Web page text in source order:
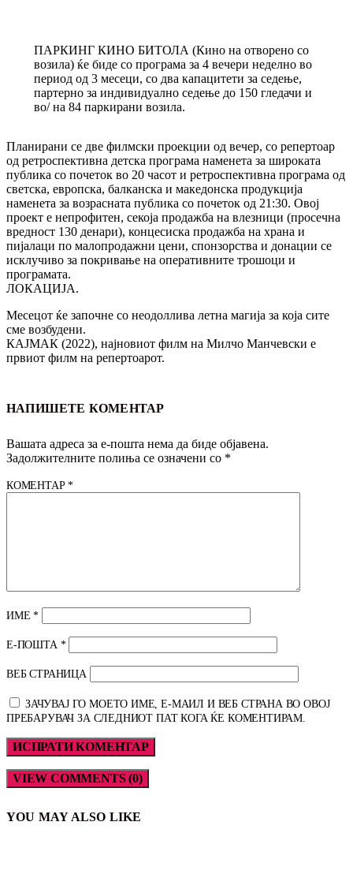
ПАРКИНГ КИНО БИТОЛА (Кино на отворено со
возила) ќе биде со програма за 4 вечери неделно во
период од 3 месеци, со два капацитети за седење,
партерно за индивидуално седење до 150 гледачи и
во/ на 84 паркирани возила.
Планирани се две филмски проекции од вечер, со репертоар
од ретроспективна детска програма наменета за широката
публика со почеток во 20 часот и ретроспективна програма од
светска, европска, балканска и македонска продукција
наменета за возрасната публика со почеток од 21:30. Овој
проект е непрофитен, секоја продажба на влезници (просечна
вредност 130 денари), концесиска продажба на храна и
пијалаци по малопродажни цени, спонзорства и донации се
исклучиво за покривање на оперативните трошоци и
програмата.
ЛОКАЦИЈА.
Месецот ќе започне со неодоллива летна магија за која сите
сме возбудени.
КАЈМАК (2022), најновиот филм на Милчо Манчевски е
првиот филм на репертоарот.
НАПИШЕТЕ КОМЕНТАР
Вашата адреса за е-пошта нема да биде објавена.
Задолжителните полиња се означени со *
КОМЕНТАР*
ИМЕ*
Е-ПОШТА *
ВЕБ СТРАНИЦА
ЗАЧУВАЈ ГО МОЕТО ИМЕ, Е-МАИЛ И ВЕБ СТРАНА ВО ОВОЈ
ПРЕБАРУВАЧ ЗА СЛЕДНИОТ ПАТ КОГА ЌЕ КОМЕНТИРАМ.
VIEW COMMENTS (0)
YOU MAY ALSO LIKE